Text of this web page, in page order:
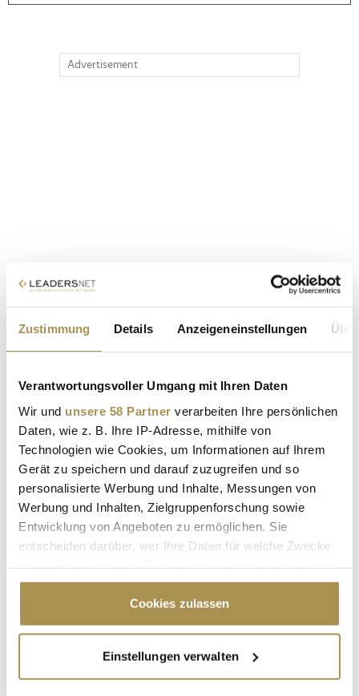
Zustimmung Details Anzeigeneinstellungen
Verantwortungsvoller Umgang mit Ihren Daten
Wir und unsere 58 Partner verarbeiten Ihre persönlichen
Daten, wie z. B. Ihre IP-Adresse, mithilfe von
Technologien wie Cookies, um Informationen auf Ihrem
Gerät zu speichern und darauf zuzugreifen und so
personalisierte Werbung und Inhalte, Messungen von
Werbung und Inhalten, Zielgruppenforschung sowie
Entwicklung von Angeboten zu ermöglichen. Sie
entscheiden darüber, wer Ihre Daten für welche Zwecke
Cookie-Erklärung oder durch Klicken auf das Privacy
Trigger Symbol ändern oder widerrufen
Informationen über Ihre geografische Lage
erfassen, welche bis auf einige Meter genau sein
Cookies zulassen
Einstellungen verwalten
Advertisement